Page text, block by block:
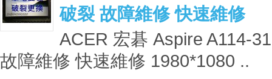
破裂 故障維修 快速維修
ACER 宏碁 Aspire A114-
故障維修 快速維修 1980*1080 ..